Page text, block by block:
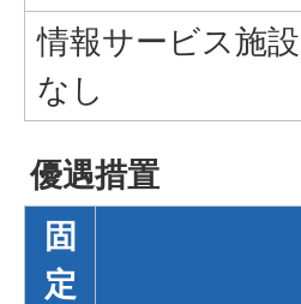
情報サービス施設
なし
優遇措置
固
定